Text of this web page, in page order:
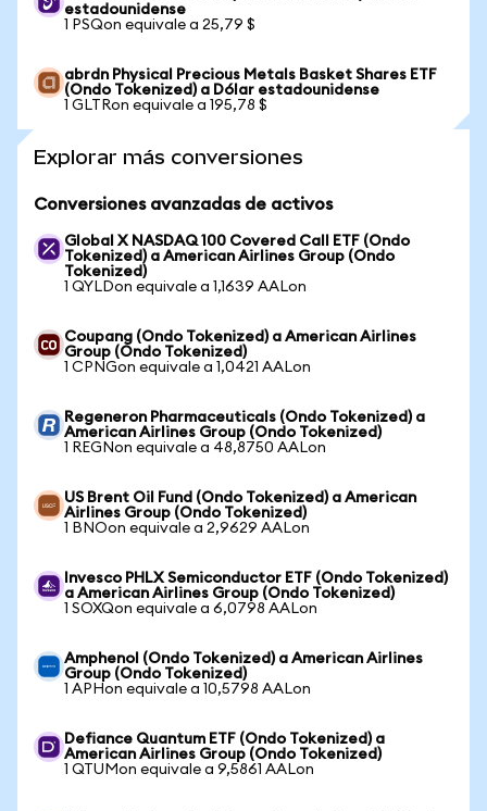
estadounidense
1 PSQon equivale a 25,79 $
abrdn Physical Precious Metals Basket Shares ETF
(Ondo Tokenized) a Dólar estadounidense
1 GLTRon equivale a 195,78 $
Explorar más conversiones
Conversiones avanzadas de activos
Global X NASDAQ 100 Covered Call ETF (Ondo
Tokenized) a American Airlines Group (Ondo
Tokenized)
1 QYLDon equivale a 1,1639 AALon
Coupang (Ondo Tokenized) a American Airlines
Group (Ondo Tokenized)
1 CPNGon equivale a 1,0421 AALon
Regeneron Pharmaceuticals (Ondo Tokenized) a
American Airlines Group (Ondo Tokenized)
1 REGNon equivale a 48,8750 AALon
US Brent Oil Fund (Ondo Tokenized) a American
Airlines Group (Ondo Tokenized)
1 BNOon equivale a 2,9629 AALon
Invesco PHLX Semiconductor ETF (Ondo Tokenized)
a American Airlines Group (Ondo Tokenized)
1 SOXQon equivale a 6,0798 AALon
Amphenol (Ondo Tokenized) a American Airlines
Group (Ondo Tokenized)
1 APHon equivale a 10,5798 AALon
Defiance Quantum ETF (Ondo Tokenized) a
American Airlines Group (Ondo Tokenized)
1 QTUMon equivale a 9,5861 AALon